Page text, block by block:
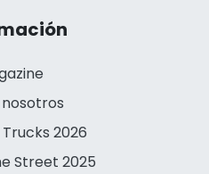
2026
Street 2025